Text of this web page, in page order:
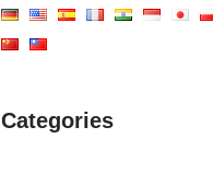
Categories